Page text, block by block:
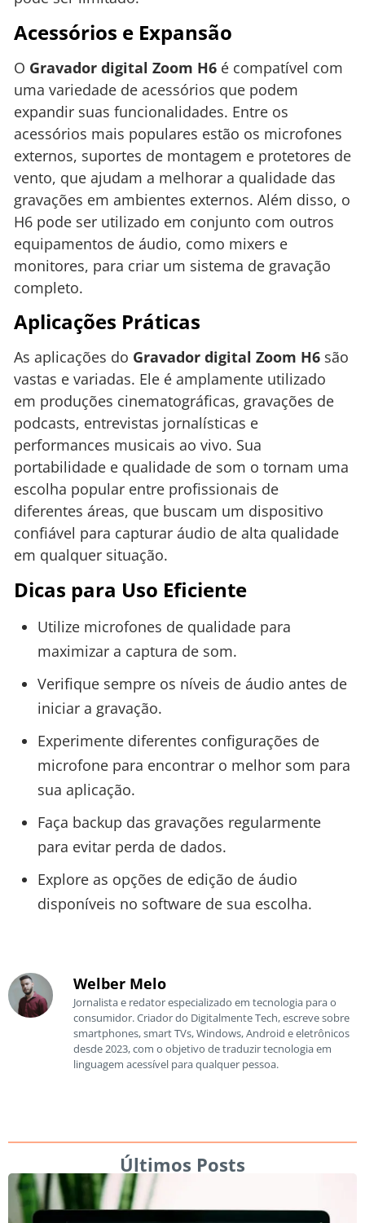
Acessórios e Expansão
O Gravador digital Zoom H6 é compatível com
uma variedade de acessórios que podem
expandir suas funcionalidades. Entre os
acessórios mais populares estão os microfones
externos, suportes de montagem e protetores de
vento, que ajudam a melhorar a qualidade das
gravações em ambientes externos. Além disso, o
H6 pode ser utilizado em conjunto com outros
equipamentos de áudio, como mixers e
monitores, para criar um sistema de gravação
completo.
Aplicações Práticas
As aplicações do Gravador digital Zoom H6 são
vastas e variadas. Ele é amplamente utilizado
em produções cinematográficas, gravações de
podcasts, entrevistas jornalísticas e
performances musicais ao vivo. Sua
portabilidade e qualidade de som o tornam uma
escolha popular entre profissionais de
diferentes áreas, que buscam um dispositivo
confiável para capturar áudio de alta qualidade
em qualquer situação.
Dicas para Uso Eficiente
Utilize microfones de qualidade para
maximizar a captura de som.
Verifique sempre os níveis de áudio antes de
iniciar a gravação.
Experimente diferentes configurações de
microfone para encontrar o melhor som para
sua aplicação.
Faça backup das gravações regularmente
para evitar perda de dados.
Explore as opções de edição de áudio
disponíveis no software de sua escolha.
Welber Melo
Jornalista e redator especializado em tecnologia para o
consumidor. Criador do Digitalmente Tech, escreve sobre
smartphones, smart TVs, Windows, Android e eletrônicos
desde 2023, com o objetivo de traduzir tecnologia em
linguagem acessível para qualquer pessoa.
Últimos Posts